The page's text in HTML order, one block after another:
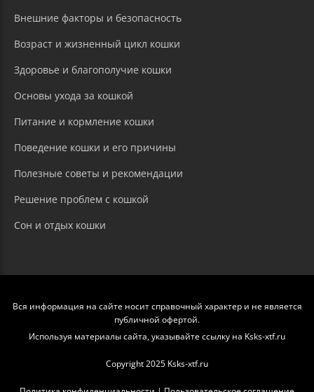
Внешние факторы и безопасность
Возраст и жизненный цикл кошки
Здоровье и благополучие кошки
Основы ухода за кошкой
Питание и кормление кошки
Поведение кошки и его причины
Полезные советы и рекомендации
Решение проблем с кошкой
Сон и отдых кошки
Вся информация на сайте носит справочный характер и не является
публичной офертой.
Используя материалы сайта, указывайте ссылку на Ksks-xtf.ru
Copyright 2025 Ksks-xtf.ru